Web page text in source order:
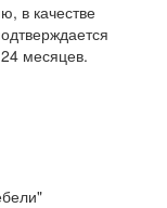
в качестве
месяцев.